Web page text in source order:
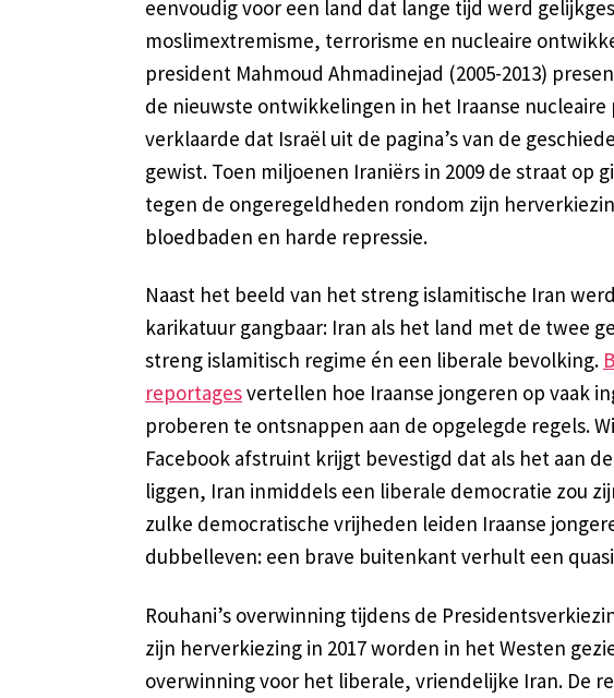
eenvoudig voor een land dat lange tijd werd
moslimextremisme, terrorisme en nucleaire
president Mahmoud Ahmadinejad (2005-2013)
de nieuwste ontwikkelingen in het Iraanse nucleaire
verklaarde dat Israël uit de pagina’s van de
gewist. Toen miljoenen Iraniërs in 2009 de straat op
tegen de ongeregeldheden rondom zijn
bloedbaden en harde repressie.
Naast het beeld van het streng islamitische Iran
karikatuur gangbaar: Iran als het land met de twee
streng islamitisch regime én een liberale bevolking.
reportagesvertellen hoe Iraanse jongeren op vaak
proberen te ontsnappen aan de opgelegde regels.
Facebook afstruint krijgt bevestigd dat als het aan
liggen, Iran inmiddels een liberale democratie zou
zulke democratische vrijheden leiden Iraanse
dubbelleven: een brave buitenkant verhult een
Rouhani’s overwinning tijdens de
zijn herverkiezing in 2017 worden in het Westen
overwinning voor het liberale, vriendelijke Iran. De